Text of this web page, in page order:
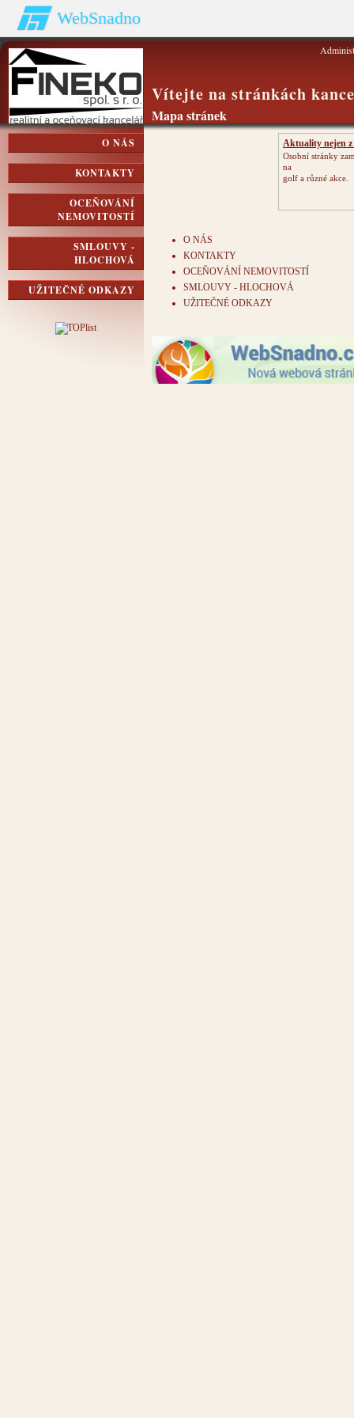
WebSnadno
Vítejte na stránkách
Mapa stránek
O NÁS
KONTAKTY
OCEŇOVÁNÍ
NEMOVITOSTÍ
SMLOUVY -
HLOCHOVÁ
UŽITEČNÉ ODKAZY
Aktuality nejen
Osobní stránky
na
golf a různé akce.
O NÁS
KONTAKTY
OCEŇOVÁNÍ NEMOVITOSTÍ
SMLOUVY - HLOCHOVÁ
UŽITEČNÉ ODKAZY